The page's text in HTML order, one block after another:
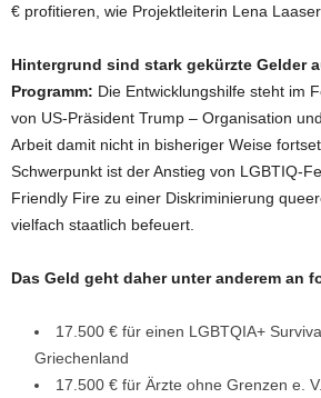
€ profitieren, wie Projektleiterin Lena
Hintergrund sind stark gekürzte Gelder
Programm: Die Entwicklungshilfe steht im
von US-Präsident Trump – Organisation
Arbeit damit nicht in bisheriger Weise
Schwerpunkt ist der Anstieg von LGBTIQ-
Friendly Fire zu einer Diskriminierung
vielfach staatlich befeuert.
Das Geld geht daher unter anderem an
17.500 € für einen LGBTQIA+
Griechenland
17.500 € für Ärzte ohne Grenzen e. V.